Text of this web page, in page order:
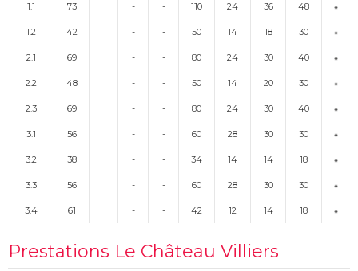
1.1 73 - - 110 24 36 48
1.2 42 - - 50 14 18 30
2.1 69 - - 80 24 30 40
2.2 48 - - 50 14 20 30
2.3 69 - - 80 24 30 40
3.1 56 - - 60 28 30 30
3.2 38 - - 34 14 14 18
3.3 56 - - 60 28 30 30
3.4 61 - - 42 12 14 18
Prestations Le Château Villiers